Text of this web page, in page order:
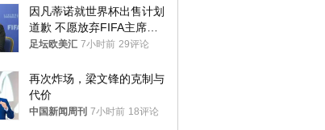
因凡蒂诺就世界杯出售计划
道歉 不愿放弃FIFA主席职
位
足坛欧美汇 7小时前 29评论
再次炸场，梁文锋的克制与
代价
中国新闻周刊 7小时前 18评论